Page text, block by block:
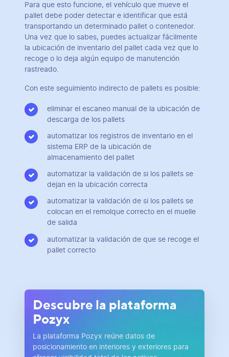
Para que esto funcione, el vehículo que mueve el
pallet debe poder detectar e identificar que está
transportando un determinado pallet o contenedor.
Una vez que lo sabes, puedes actualizar fácilmente
la ubicación de inventario del pallet cada vez que lo
recoge o lo deja algún equipo de manutención
rastreado.
Con este seguimiento indirecto de pallets es posible:
eliminar el escaneo manual de la ubicación de
descarga de los pallets
automatizar los registros de inventario en el
sistema ERP de la ubicación de
almacenamiento del pallet
automatizar la validación de si los pallets se
dejan en la ubicación correcta
automatizar la validación de si los pallets se
colocan en el remolque correcto en el muelle
de salida
automatizar la validación de que se recoge el
pallet correcto
Descubre la plataforma
Pozyx
La plataforma Pozyx reúne datos de
posicionamiento en interiores y exteriores para